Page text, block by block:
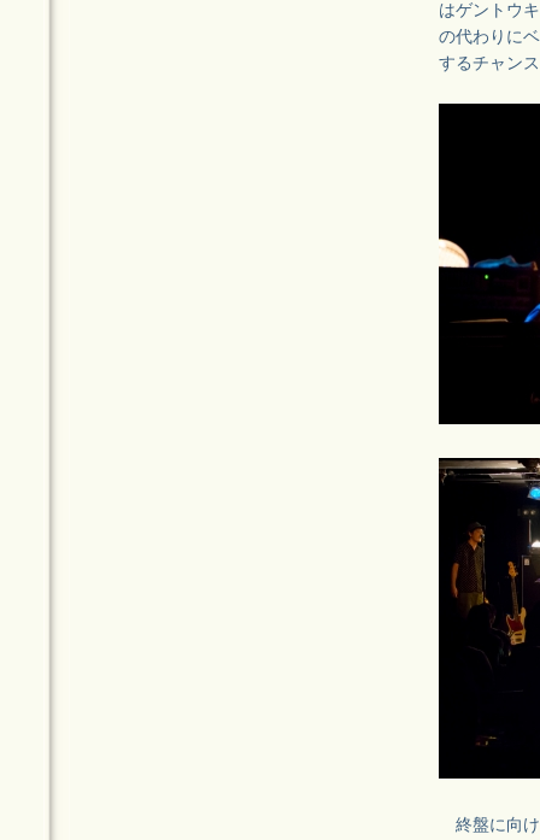
はゲントウ
の代わりに
するチャン
終盤に向け